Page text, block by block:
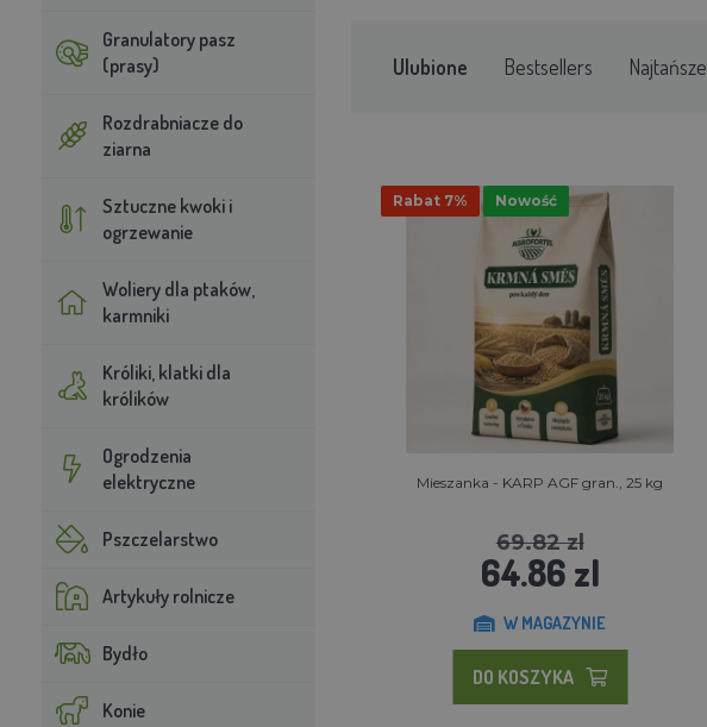
Granulatory pasz
(prasy)
Rozdrabniacze do
ziarna
Sztuczne kwoki i
ogrzewanie
Woliery dla ptaków,
karmniki
Króliki, klatki dla
królików
Ogrodzenia
elektryczne
Pszczelarstwo
Artykuły rolnicze
Bydło
Konie
Ulubione Bestsellers Najtańsze
Rabat 7% Nowość
Mieszanka - KARP AGF gran., 25 kg
69.82 zl
64.86 zl
W MAGAZYNIE
DO KOSZYKA